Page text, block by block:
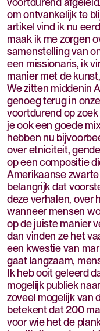
om ontvankelijk te
artikel vind ik nu
maak ik me zorgen
samenstelling van
een missionaris, ik
manier met de
We zitten middenin
genoeg terug in
voortdurend op
je ook een goede
hebben nu
over etniciteit,
op een compositie
Amerikaanse
belangrijk dat
deze verhalen, over
wanneer mensen
op de juiste manier
dan vinden ze het
een kwestie van
gaat langzaam,
Ik heb ooit geleerd
mogelijk publiek
zoveel mogelijk van
betekent dat 200
voor wie het de